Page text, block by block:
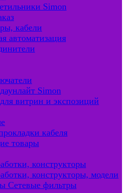
Simon
кабели
автоматизация
Simon
витрин и экспозиций
кабеля
товары
конструкторы
конструкторы, модели
Сетевые фильтры